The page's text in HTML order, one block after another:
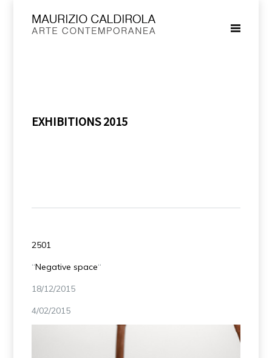
EXHIBITIONS 2015
2501
“Negative space“
18/12/2015
4/02/2015